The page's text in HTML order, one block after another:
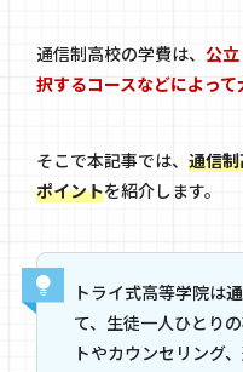
通信制高校の学費は、 公
択するコースなどによって
そこで本記事では、 通信
ポイントを紹介します。
トライ式高等学院は
て、生徒一人ひとり
トやカウンセリング